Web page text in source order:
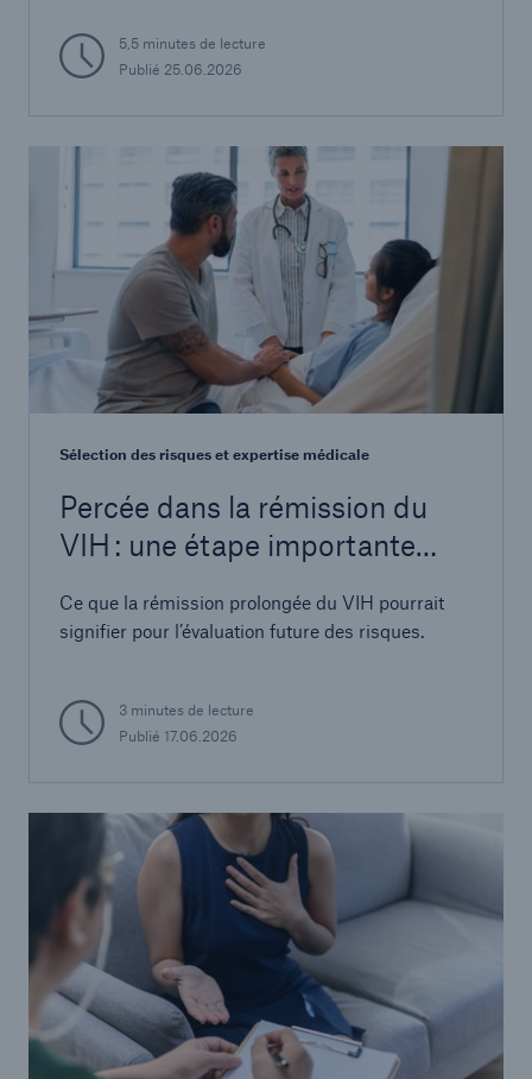
5,5 minutes de lecture
Publié 25.06.2026
Sélection des risques et expertise médicale
Percée dans la rémission du
VIH : une étape importante
Ce que la rémission prolongée du VIH pourrait
signifier pour l’évaluation future des risques.
3 minutes de lecture
Publié 17.06.2026